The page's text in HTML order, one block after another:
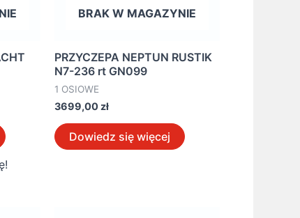
BRAK W MAGAZYNIE
PRZYCZEPA NEPTUN RUSTIK
N7-236 rt GN099
1 OSIOWE
3699,00 zł
Dowiedz się więcej